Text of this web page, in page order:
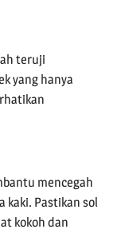
teruji
yang hanya
mencegah
kaki. Pastikan sol
kokoh dan